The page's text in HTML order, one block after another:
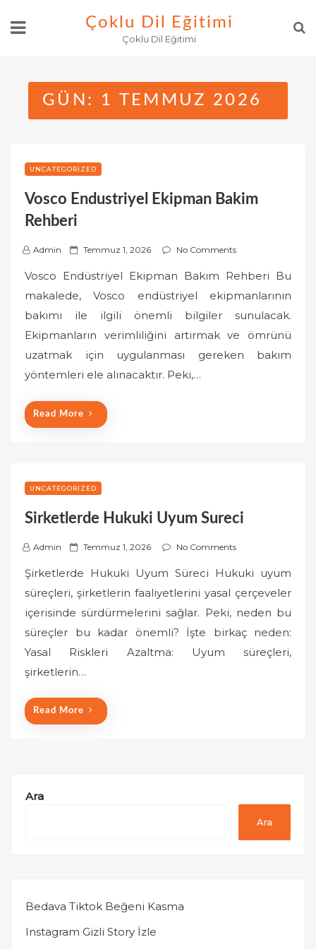
Çoklu Dil Eğitimi
Çoklu Dil Eğitimi
GÜN: 1 TEMMUZ 2026
UNCATEGORIZED
Vosco Endustriyel Ekipman Bakim
Rehberi
Admin
P
s
t
e
d
Temmuz 1, 2026 No Comments
Vosco Endüstriyel Ekipman Bakım Rehberi Bu
makalede, Vosco endüstriyel ekipmanlarının
bakımı ile ilgili önemli bilgiler sunulacak.
Ekipmanların verimliliğini artırmak ve ömrünü
uzatmak için uygulanması gereken bakım
yöntemleri ele alınacaktır. Peki,…
Read More
UNCATEGORIZED
Sirketlerde Hukuki Uyum Sureci
Admin
P
s
t
d
o
Temmuz 1, 2026 No Comments
Şirketlerde Hukuki Uyum Süreci Hukuki uyum
süreçleri, şirketlerin faaliyetlerini yasal çerçeveler
içerisinde sürdürmelerini sağlar. Peki, neden bu
süreçler bu kadar önemli? İşte birkaç neden:
Yasal Riskleri Azaltma: Uyum süreçleri,
şirketlerin…
Read More
Ara
Ara
Bedava Tiktok Beğeni Kasma
Instagram Gizli Story İzle